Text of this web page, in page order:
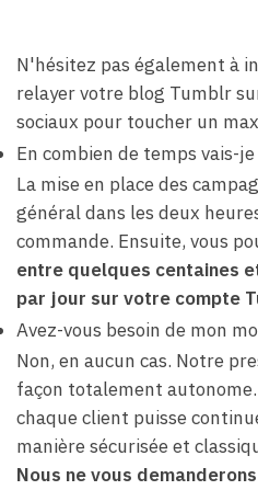
N'hésitez pas également à
relayer votre blog Tumblr
sociaux pour toucher un
En combien de temps vais-
La mise en place des
général dans les deux
commande. Ensuite, vous
entre quelques centaines
par jour sur votre compte
Avez-vous besoin de mon
Non, en aucun cas. Notre
façon totalement
chaque client puisse
manière sécurisée et
Nous ne vous